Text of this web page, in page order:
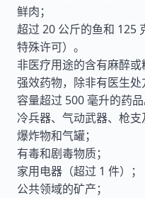
鲜肉；
超过 20 公斤的鱼和 125
特殊许可）。
非医疗用途的含有麻醉或
强效药物，除非有医生处
容量超过 500 毫升的药品
冷兵器、气动武器、枪支
爆炸物和气罐；
有毒和剧毒物质；
家用电器（超过 1 件）；
公共领域的矿产；